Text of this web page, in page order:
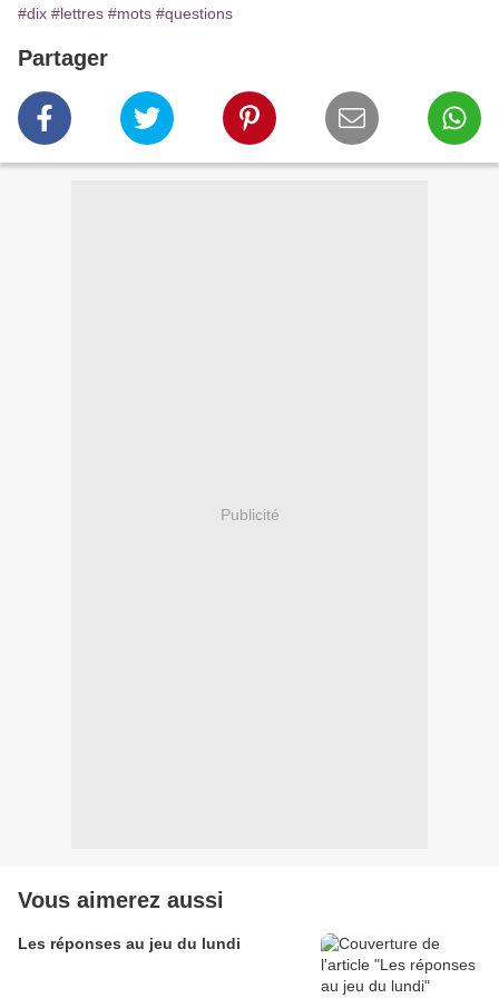
#dix #lettres #mots #questions
Partager
Publicité
Vous aimerez aussi
Les réponses au jeu du lundi